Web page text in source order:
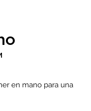
en mano para una